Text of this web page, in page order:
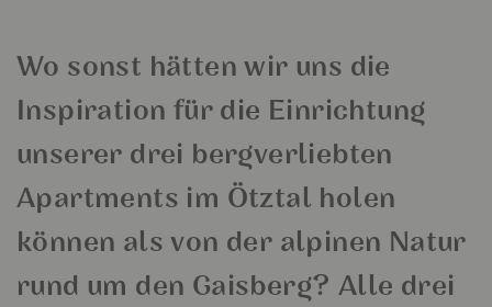
Wo sonst hätten wir uns die
Inspiration für die Einrichtung
unserer drei bergverliebten
Apartments im Ötztal holen
können als von der alpinen Natur
rund um den Gaisberg? Alle drei